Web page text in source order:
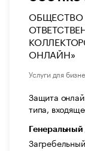
ОНЛАЙН»
Услуги для
Защита
типа,